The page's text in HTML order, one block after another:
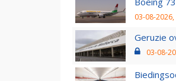
03-08-
Geruzie
03-08-